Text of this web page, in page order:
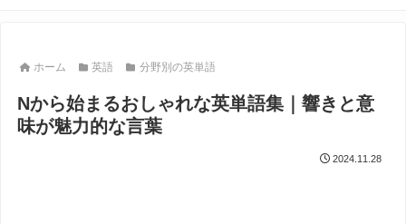
ホーム 英語 分野別の英単語
Nから始まるおしゃれな英単語集｜響きと意
味が魅力的な言葉
2024.11.28